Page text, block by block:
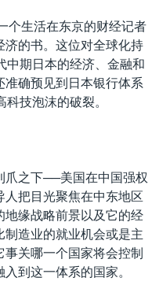
个生活在东京的财经记者
济的书。这位对全球化持
中期日本的经济、金融和
确预见到日本银行体系
技泡沫的破裂。
爪之下──美国在中国强权
人把目光聚焦在中东地区
地缘战略前景以及它的经
造业的就业机会或是主
关哪一个国家将会控制
到这一体系的国家。